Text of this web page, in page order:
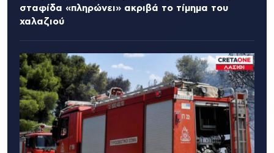
σταφίδα «πληρώνει» ακριβά το τίμημα του
χαλαζιού